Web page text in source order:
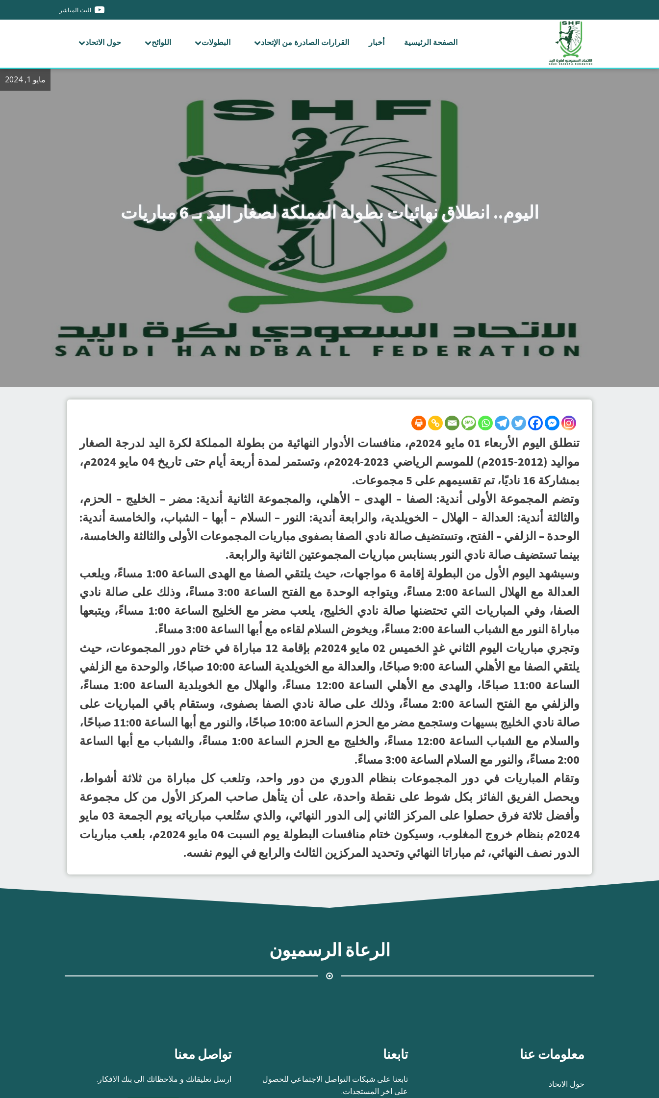
البث المباشر
الصفحة الرئيسية أخبار القرارات الصادرة من الإتحاد البطولات اللوائح حول الاتحاد
مايو 1, 2024
اليوم.. انطلاق نهائيات بطولة المملكة لصغار اليد بـ 6 مباريات
تنطلق اليوم الأربعاء 01 مايو 2024م، منافسات الأدوار النهائية من بطولة المملكة لكرة اليد لدرجة الصغار
مواليد (2012-2015م) للموسم الرياضي 2023-2024م، وتستمر لمدة أربعة أيام حتى تاريخ 04 مايو 2024م،
بمشاركة 16 ناديًا، تم تقسيمهم على 5 مجموعات.
وتضم المجموعة الأولى أندية: الصفا – الهدى – الأهلي، والمجموعة الثانية أندية: مضر – الخليج – الحزم،
والثالثة أندية: العدالة – الهلال – الخويلدية، والرابعة أندية: النور – السلام – أبها – الشباب، والخامسة أندية:
الوحدة – الزلفي – الفتح، وتستضيف صالة نادي الصفا بصفوى مباريات المجموعات الأولى والثالثة والخامسة،
بينما تستضيف صالة نادي النور بسنابس مباريات المجموعتين الثانية والرابعة.
وسيشهد اليوم الأول من البطولة إقامة 6 مواجهات، حيث يلتقي الصفا مع الهدى الساعة 1:00 مساءً، ويلعب
العدالة مع الهلال الساعة 2:00 مساءً، ويتواجه الوحدة مع الفتح الساعة 3:00 مساءً، وذلك على صالة نادي
الصفا، وفي المباريات التي تحتضنها صالة نادي الخليج، يلعب مضر مع الخليج الساعة 1:00 مساءً، ويتبعها
مباراة النور مع الشباب الساعة 2:00 مساءً، ويخوض السلام لقاءه مع أبها الساعة 3:00 مساءً.
وتجري مباريات اليوم الثاني غدٍ الخميس 02 مايو 2024م بإقامة 12 مباراة في ختام دور المجموعات، حيث
يلتقي الصفا مع الأهلي الساعة 9:00 صباحًا، والعدالة مع الخويلدية الساعة 10:00 صباحًا، والوحدة مع الزلفي
الساعة 11:00 صباحًا، والهدى مع الأهلي الساعة 12:00 مساءً، والهلال مع الخويلدية الساعة 1:00 مساءً،
والزلفي مع الفتح الساعة 2:00 مساءً، وذلك على صالة نادي الصفا بصفوى، وستقام باقي المباريات على
صالة نادي الخليج بسيهات وستجمع مضر مع الحزم الساعة 10:00 صباحًا، والنور مع أبها الساعة 11:00 صباحًا،
والسلام مع الشباب الساعة 12:00 مساءً، والخليج مع الحزم الساعة 1:00 مساءً، والشباب مع أبها الساعة
2:00 مساءً، والنور مع السلام الساعة 3:00 مساءً.
وتقام المباريات في دور المجموعات بنظام الدوري من دور واحد، وتلعب كل مباراة من ثلاثة أشواط،
ويحصل الفريق الفائز بكل شوط على نقطة واحدة، على أن يتأهل صاحب المركز الأول من كل مجموعة
وأفضل ثلاثة فرق حصلوا على المركز الثاني إلى الدور النهائي، والذي ستُلعب مبارياته يوم الجمعة 03 مايو
2024م بنظام خروج المغلوب، وسيكون ختام منافسات البطولة يوم السبت 04 مايو 2024م، بلعب مباريات
الدور نصف النهائي، ثم مباراتا النهائي وتحديد المركزين الثالث والرابع في اليوم نفسه.
الرعاة الرسميون
معلومات عنا
حول الاتحاد
تابعنا
تابعنا على شبكات التواصل الاجتماعي للحصول
على اخر المستجدات.
تواصل معنا
ارسل تعليقاتك و ملاحظاتك الى بنك الافكار.